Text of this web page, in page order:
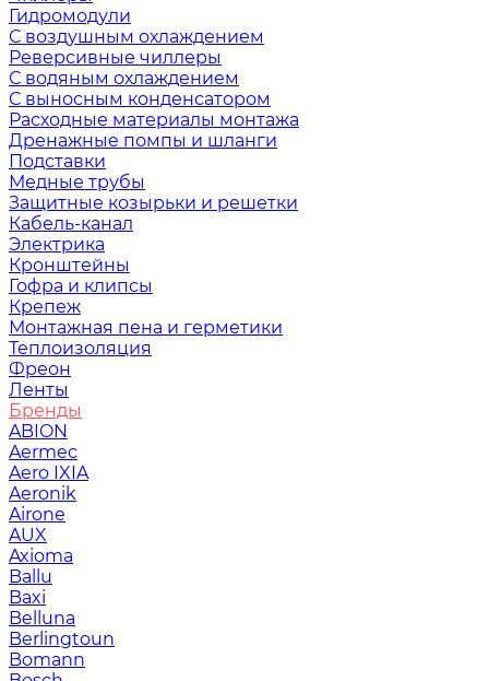
Гидромодули
С воздушным охлаждением
Реверсивные чиллеры
С водяным охлаждением
С выносным конденсатором
Расходные материалы монтажа
Дренажные помпы и шланги
Подставки
Медные трубы
Защитные козырьки и решетки
Кабель-канал
Электрика
Кронштейны
Гофра и клипсы
Крепеж
Монтажная пена и герметики
Теплоизоляция
Фреон
Ленты
Бренды
ABION
Aermec
Aero IXIA
Aeronik
Airone
AUX
Axioma
Ballu
Baxi
Belluna
Berlingtoun
Bomann